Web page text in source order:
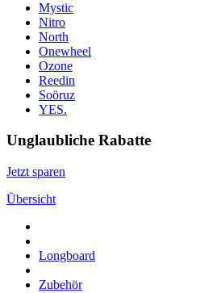
Mystic
Nitro
North
Onewheel
Ozone
Reedin
Soöruz
YES.
Unglaubliche Rabatte
Jetzt sparen
Übersicht
Longboard
Zubehör